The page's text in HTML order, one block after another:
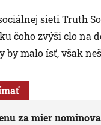
sieti Truth
čoho zvýši clo na
by malo ísť, však
za mier